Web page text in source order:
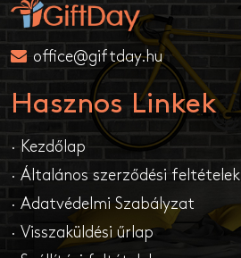
office@giftday.hu
Hasznos Linkek
· Kezdőlap
· Általános szerződési feltételek
· Adatvédelmi Szabályzat
· Visszaküldési űrlap